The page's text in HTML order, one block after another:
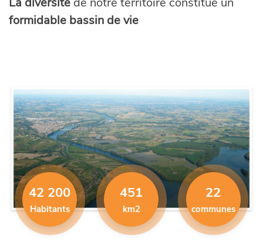
formidable bassin de vie
42 200
Habitants
451
km2
22
communes